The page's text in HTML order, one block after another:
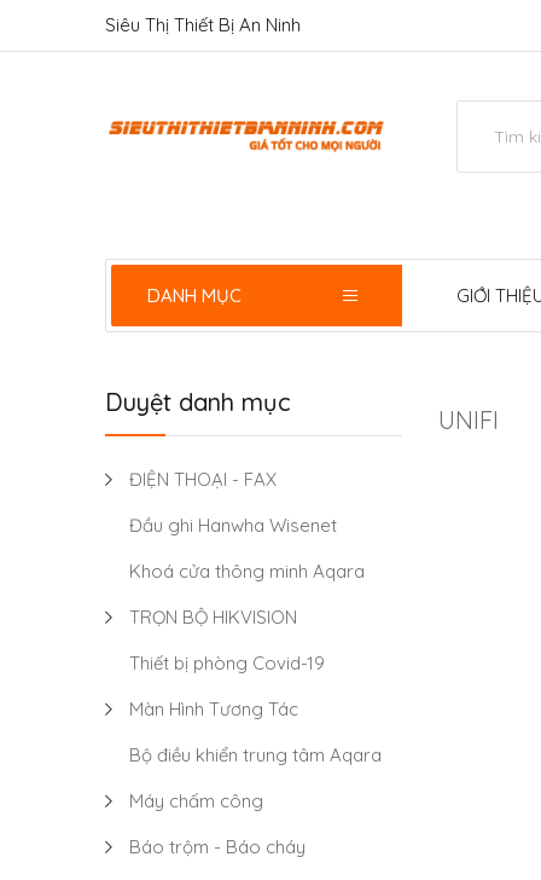
Siêu Thị Thiết Bị An Ninh
DANH MỤC GIỚI
Duyệt danh mục
ĐIỆN THOẠI - FAX
Đầu ghi Hanwha Wisenet
Khoá cửa thông minh Aqara
TRỌN BỘ HIKVISION
Thiết bị phòng Covid-19
Màn Hình Tương Tác
Bộ điều khiển trung tâm Aqara
Máy chấm công
Báo trộm - Báo cháy
UNIFI